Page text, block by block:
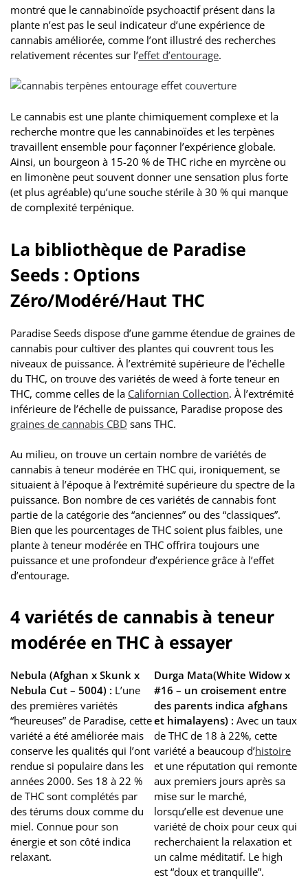
montré que le cannabinoïde psychoactif présent dans la
plante n’est pas le seul indicateur d’une expérience de
cannabis améliorée, comme l’ont illustré des recherches
relativement récentes sur l’effet d’entourage.
Le cannabis est une plante chimiquement complexe et la
recherche montre que les cannabinoïdes et les terpènes
travaillent ensemble pour façonner l’expérience globale.
Ainsi, un bourgeon à 15-20 % de THC riche en myrcène ou
en limonène peut souvent donner une sensation plus forte
(et plus agréable) qu’une souche stérile à 30 % qui manque
de complexité terpénique.
La bibliothèque de Paradise
Seeds : Options
Zéro/Modéré/Haut THC
Paradise Seeds dispose d’une gamme étendue de graines de
cannabis pour cultiver des plantes qui couvrent tous les
niveaux de puissance. À l’extrémité supérieure de l’échelle
du THC, on trouve des variétés de weed à forte teneur en
THC, comme celles de la Californian Collection. À l’extrémité
inférieure de l’échelle de puissance, Paradise propose des
graines de cannabis CBD sans THC.
Au milieu, on trouve un certain nombre de variétés de
cannabis à teneur modérée en THC qui, ironiquement, se
situaient à l’époque à l’extrémité supérieure du spectre de la
puissance. Bon nombre de ces variétés de cannabis font
partie de la catégorie des “anciennes” ou des “classiques”.
Bien que les pourcentages de THC soient plus faibles, une
plante à teneur modérée en THC offrira toujours une
puissance et une profondeur d’expérience grâce à l’effet
d’entourage.
4 variétés de cannabis à teneur
modérée en THC à essayer
Nebula (Afghan x Skunk x
Nebula Cut – 5004) : L’une
des premières variétés
“heureuses” de Paradise, cette
variété a été améliorée mais
conserve les qualités qui l’ont
rendue si populaire dans les
années 2000. Ses 18 à 22 %
de THC sont complétés par
des térums doux comme du
miel. Connue pour son
énergie et son côté indica
relaxant.
Durga Mata(White Widow x
#16 – un croisement entre
des parents indica afghans
et himalayens) : Avec un taux
de THC de 18 à 22%, cette
variété a beaucoup d’histoire
et une réputation qui remonte
aux premiers jours après sa
mise sur le marché,
lorsqu’elle est devenue une
variété de choix pour ceux qui
recherchaient la relaxation et
un calme méditatif. Le high
est “doux et tranquille”.